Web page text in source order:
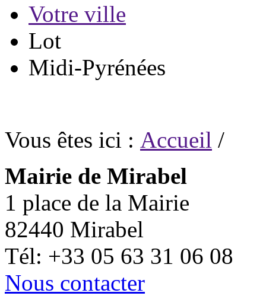
Votre ville
Lot
Midi-Pyrénées
Vous êtes ici : Accueil /
Mairie de Mirabel
1 place de la Mairie
82440 Mirabel
Tél: +33 05 63 31 06 08
Nous contacter